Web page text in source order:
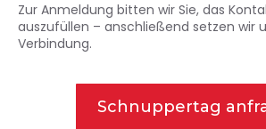
Zur Anmeldung bitten wir Sie, das
auszufüllen – anschließend setzen wir
Verbindung.
Schnuppertag